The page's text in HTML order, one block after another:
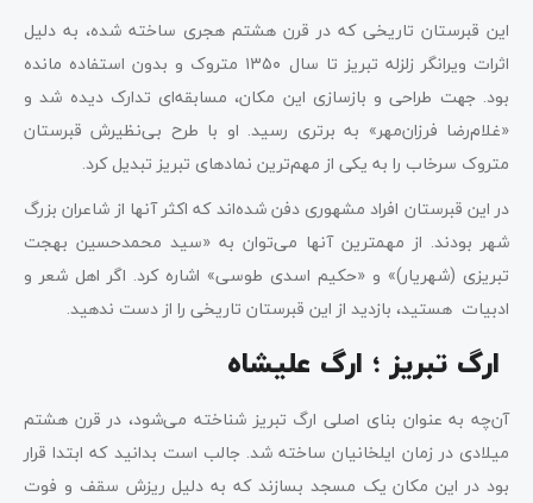
این قبرستان تاریخی که در قرن هشتم هجری ساخته شده، به دلیل
اثرات ویرانگر زلزله تبریز تا سال ۱۳۵۰ متروک و بدون استفاده مانده
بود. جهت طراحی و بازسازی این مکان، مسابقه‌ای تدارک دیده شد و
«غلام‌رضا فرزان‌مهر» به برتری رسید. او با طرح بی‌نظیرش قبرستان
متروک سرخاب را به یکی از مهم‌ترین نمادهای تبریز تبدیل کرد.
در این قبرستان افراد مشهوری دفن شده‌اند که اکثر آنها از شاعران بزرگ
شهر بودند. از مهمترین آنها می‌توان به «سید محمدحسین بهجت
تبریزی (شهریار)» و «حکیم اسدی طوسی» اشاره کرد. اگر اهل شعر و
ادبیات هستید، بازدید از این قبرستان تاریخی را از دست ندهید.
ارگ تبریز ؛ ارگ علیشاه
آن‌چه به عنوان بنای اصلی ارگ تبریز شناخته می‌شود، در قرن هشتم
میلادی در زمان ایلخانیان ساخته شد. جالب است بدانید که ابتدا قرار
بود در این مکان یک مسجد بسازند که به دلیل ریزش سقف و فوت